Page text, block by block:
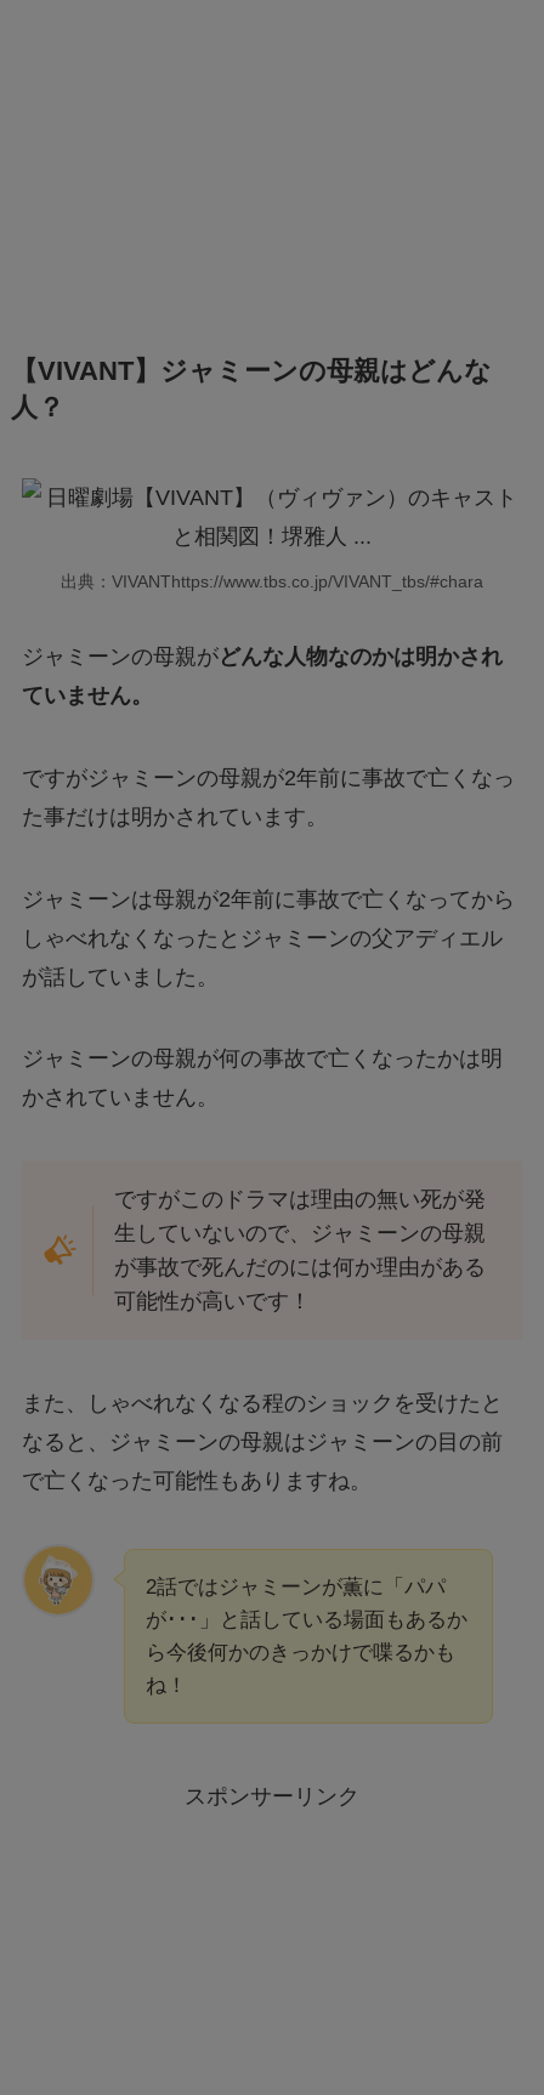
【VIVANT】ジャミーンの母親はどんな
人？
出典：VIVANThttps://www.tbs.co.jp/VIVANT_tbs/#chara
ジャミーンの母親がどんな人物なのかは明かされ
ていません。
ですがジャミーンの母親が2年前に事故で亡くなっ
た事だけは明かされています。
ジャミーンは母親が2年前に事故で亡くなってから
しゃべれなくなったとジャミーンの父アディエル
が話していました。
ジャミーンの母親が何の事故で亡くなったかは明
かされていません。
ですがこのドラマは理由の無い死が発
生していないので、ジャミーンの母親
が事故で死んだのには何か理由がある
可能性が高いです！
また、しゃべれなくなる程のショックを受けたと
なると、ジャミーンの母親はジャミーンの目の前
で亡くなった可能性もありますね。
2話ではジャミーンが薫に「パパ
が･･･」と話している場面もあるか
ら今後何かのきっかけで喋るかも
ね！
スポンサーリンク